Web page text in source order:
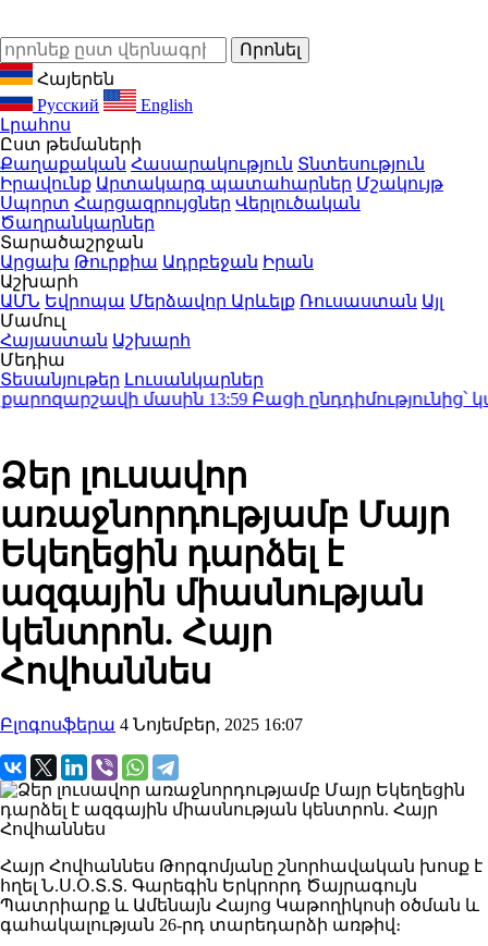
Հայերեն
Русский
English
Լրահոս
Ըստ թեմաների
Քաղաքական Հասարակություն Տնտեսություն
Իրավունք Արտակարգ պատահարներ Մշակույթ
Սպորտ Հարցազրույցներ Վերլուծական
Ծաղրանկարներ
Տարածաշրջան
Արցախ Թուրքիա Ադրբեջան Իրան
Աշխարհ
ԱՄՆ Եվրոպա Մերձավոր Արևելք Ռուսաստան Այլ
Մամուլ
Հայաստան Աշխարհ
Մեդիա
Տեսանյութեր Լուսանկարներ
մասին13:59Բացի ընդդիմությունից՝ կա
Ձեր լուսավոր
առաջնորդությամբ Մայր
Եկեղեցին դարձել է
ազգային միասնության
կենտրոն. Հայր
Հովհաննես
Բլոգոսֆերա 4 Նոյեմբեր, 2025 16:07
Հայր Հովհաննես Թորգոմյանը շնորհավական խոսք է
հղել Ն.Ս.Օ.Տ.Տ. Գարեգին Երկրորդ Ծայրագույն
Պատրիարք և Ամենայն Հայոց Կաթողիկոսի օծման և
գահակալության 26-րդ տարեդարձի առթիվ։